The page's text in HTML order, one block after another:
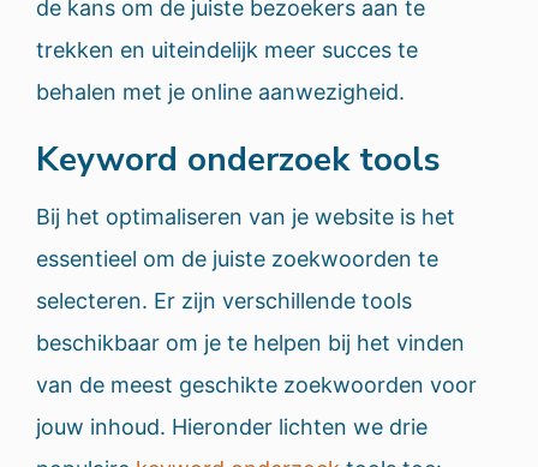
de kans om de juiste bezoekers aan te
trekken en uiteindelijk meer succes te
behalen met je online aanwezigheid.
Keyword onderzoek tools
Bij het optimaliseren van je website is het
essentieel om de juiste zoekwoorden te
selecteren. Er zijn verschillende tools
beschikbaar om je te helpen bij het vinden
van de meest geschikte zoekwoorden voor
jouw inhoud. Hieronder lichten we drie